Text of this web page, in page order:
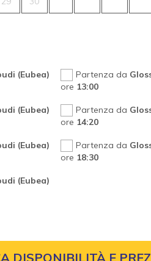
(Eubea)
Partenza da
ore 13:00
(Eubea)
Partenza da
ore 14:20
(Eubea)
Partenza da
ore 18:30
(Eubea)
DISPONIBILITÀ E